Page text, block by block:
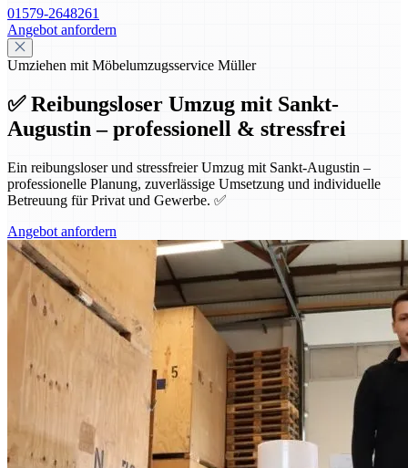
01579-2648261
Angebot anfordern
Umziehen mit Möbelumzugsservice Müller
✅ Reibungsloser Umzug mit Sankt-
Augustin – professionell & stressfrei
Ein reibungsloser und stressfreier Umzug mit Sankt-Augustin –
professionelle Planung, zuverlässige Umsetzung und individuelle
Betreuung für Privat und Gewerbe. ✅
Angebot anfordern